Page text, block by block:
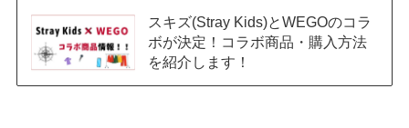
スキズ(Stray Kids)とWEGOのコラ
ボが決定！コラボ商品・購入方法
を紹介します！